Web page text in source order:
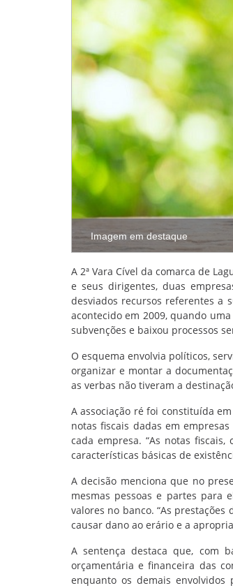
Imagem em destaque
A 2ª Vara Cível da comarca de
e seus dirigentes, duas
desviados recursos referentes a
acontecido em 2009, quando
subvenções e baixou processos
O esquema envolvia políticos,
organizar e montar a
as verbas não tiveram a
A associação ré foi constituída
notas fiscais dadas em
cada empresa. “As notas
características básicas de
A decisão menciona que no
mesmas pessoas e partes para
valores no banco. “As
causar dano ao erário e a
A sentença destaca que, com
orçamentária e financeira das
enquanto os demais envolvidos